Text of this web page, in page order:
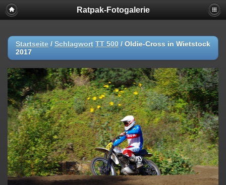
Ratpak-Fotogalerie
Startseite / Schlagwort TT 500 / Oldie-Cross in Wietstock
2017